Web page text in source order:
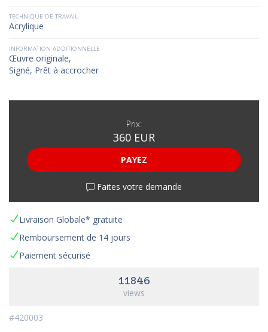
TECHNIQUE DE TRAVAIL
Acrylique
INFORMATION ADDITIONNELLE
Œuvre originale,
Signé, Prêt à accrocher
Prix:
360 EUR
PAYEZ
Faites votre demande
Livraison Globale* gratuite
Remboursement de 14 jours
Paiement sécurisé
11846
views
#420003